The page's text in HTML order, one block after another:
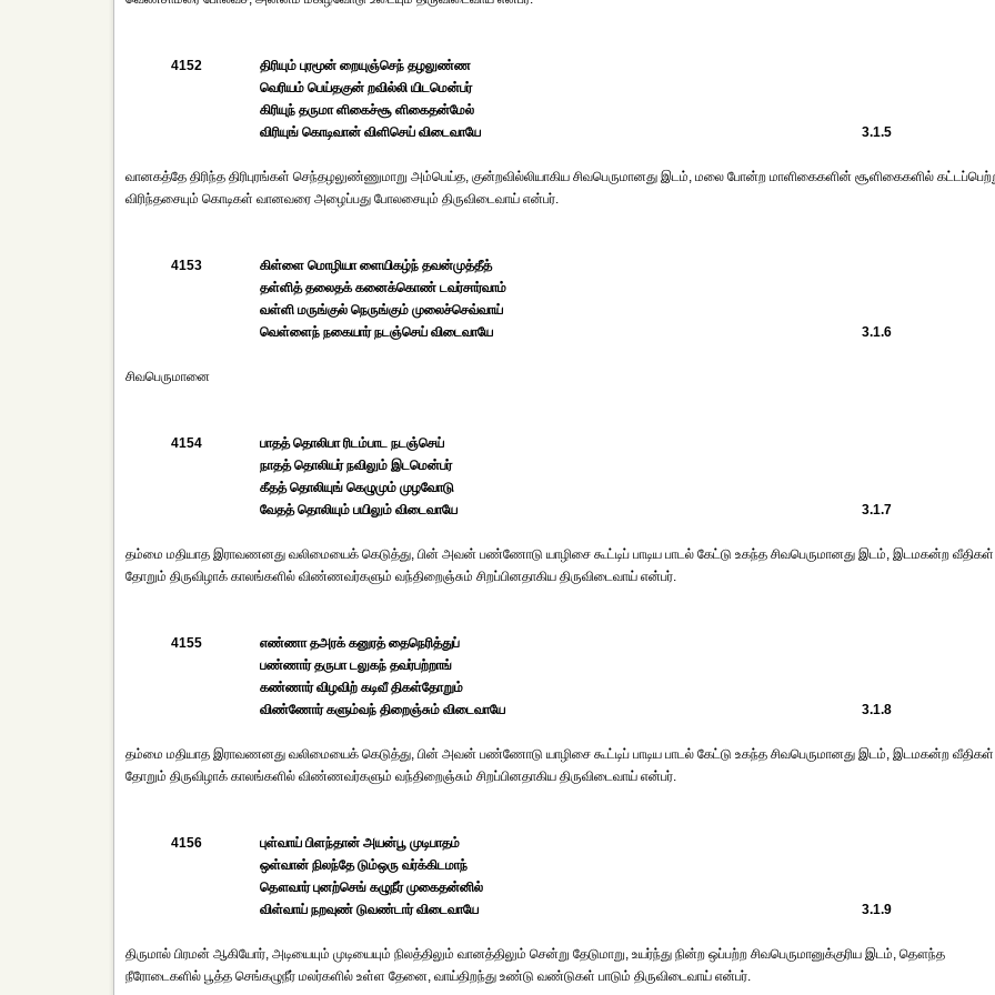
4152
திரியும் புரமூன் றையுஞ்செந் தழலுண்ண
வெரியம் பெய்தகுன் றவில்லி யிடமென்பர்
கிரியுந் தருமா ளிகைச்சூ ளிகைதன்மேல்
விரியுங் கொடிவான் விளிசெய் விடைவாயே
3.1.5
வானகத்தே திரிந்த திரிபுரங்கள் செந்தழலுண்ணுமாறு அம்பெய்த, குன்றவில்லியாகிய சிவபெருமானது இடம், மலை போன்ற மாளிகைகளின் சூளிகைகளில்
விரிந்தசையும் கொடிகள் வானவரை அழைப்பது போலசையும் திருவிடைவாய் என்பர்.
4153
கிள்ளை மொழியா ளையிகழ்ந் தவன்முத்தீத்
தள்ளித் தலைதக் கனைக்கொண் டவர்சார்வாம்
வள்ளி மருங்குல் நெருங்கும் முலைச்செவ்வாய்
வெள்ளைந் நகையார் நடஞ்செய் விடைவாயே
3.1.6
சிவபெருமானை
4154
பாதத் தொலிபா ரிடம்பாட நடஞ்செய்
நாதத் தொலியர் நவிலும் இடமென்பர்
கீதத் தொலியுங் கெழுமும் முழவோடு
வேதத் தொலியும் பயிலும் விடைவாயே
3.1.7
தம்மை மதியாத இராவணனது வலிமையைக் கெடுத்து, பின் அவன் பண்ணோடு யாழிசை கூட்டிப் பாடிய பாடல் கேட்டு உகந்த சிவபெருமானது இடம், இடமகன்ற வீதிகள்
தோறும் திருவிழாக் காலங்களில் விண்ணவர்களும் வந்திறைஞ்சும் சிறப்பினதாகிய திருவிடைவாய் என்பர்.
4155
எண்ணா தஅரக் கனுரத் தைநெரித்துப்
பண்ணார் தருபா டலுகந் தவர்பற்றாங்
கண்ணார் விழவிற் கடிவீ திகள்தோறும்
விண்ணோர் களும்வந் திறைஞ்சும் விடைவாயே
3.1.8
தம்மை மதியாத இராவணனது வலிமையைக் கெடுத்து, பின் அவன் பண்ணோடு யாழிசை கூட்டிப் பாடிய பாடல் கேட்டு உகந்த சிவபெருமானது இடம், இடமகன்ற வீதிகள்
தோறும் திருவிழாக் காலங்களில் விண்ணவர்களும் வந்திறைஞ்சும் சிறப்பினதாகிய திருவிடைவாய் என்பர்.
4156
புள்வாய் பிளந்தான் அயன்பூ முடிபாதம்
ஒள்வான் நிலந்தே டும்ஒரு வர்க்கிடமாந்
தௌவார் புனற்செங் கழுநீர் முகைதன்னில்
விள்வாய் நறவுண் டுவண்டார் விடைவாயே
3.1.9
திருமால் பிரமன் ஆகியோர், அடியையும் முடியையும் நிலத்திலும் வானத்திலும் சென்று தேடுமாறு, உயர்ந்து நின்ற ஒப்பற்ற சிவபெருமானுக்குரிய இடம், தௌந்த
நீரோடைகளில் பூத்த செங்கழுநீர் மலர்களில் உள்ள தேனை, வாய்திறந்து உண்டு வண்டுகள் பாடும் திருவிடைவாய் என்பர்.